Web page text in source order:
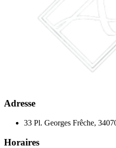
Adresse
33 Pl. Georges Frêche,
Horaires